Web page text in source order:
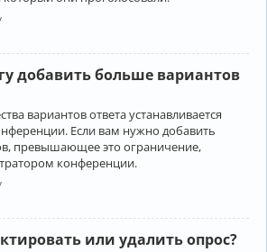
добавить больше вариантов
вариантов ответа устанавливается
Если вам нужно добавить
превышающее это ограничение,
конференции.
или удалить опрос?